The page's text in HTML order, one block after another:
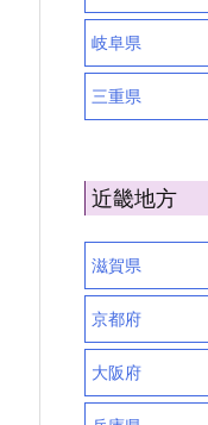
岐阜県
三重県
近畿地方
滋賀県
京都府
大阪府